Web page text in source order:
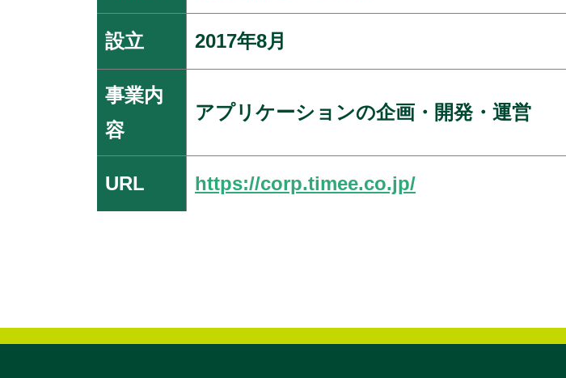
設立 2017年8月
事業内
容
アプリケーションの企画・開発・運営
URL https://corp.timee.co.jp/